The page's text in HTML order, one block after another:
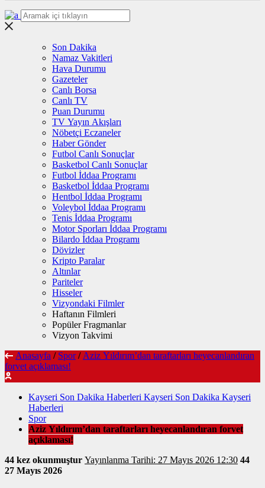
Son Dakika
Namaz Vakitleri
Hava Durumu
Gazeteler
Canlı Borsa
Canlı TV
Puan Durumu
TV Yayın Akışları
Nöbetçi Eczaneler
Haber Gönder
Futbol Canlı Sonuçlar
Basketbol Canlı Sonuçlar
Futbol İddaa Programı
Basketbol İddaa Programı
Hentbol İddaa Programı
Voleybol İddaa Programı
Tenis İddaa Programı
Motor Sporları İddaa Programı
Bilardo İddaa Programı
Dövizler
Kripto Paralar
Altınlar
Pariteler
Hisseler
Vizyondaki Filmler
Haftanın Filmleri
Popüler Fragmanlar
Vizyon Takvimi
Anasayfa / Spor / Aziz Yıldırım’dan taraftarları heyecanlandıran
forvet açıklaması!
Kayseri Son Dakika Haberleri Kayseri Son Dakika Kayseri
Haberleri
Spor
Aziz Yıldırım’dan taraftarları heyecanlandıran forvet
açıklaması!
44 kez okunmuştur
Yayınlanma Tarihi: 27 Mayıs 2026 12:30 44
27 Mayıs 2026